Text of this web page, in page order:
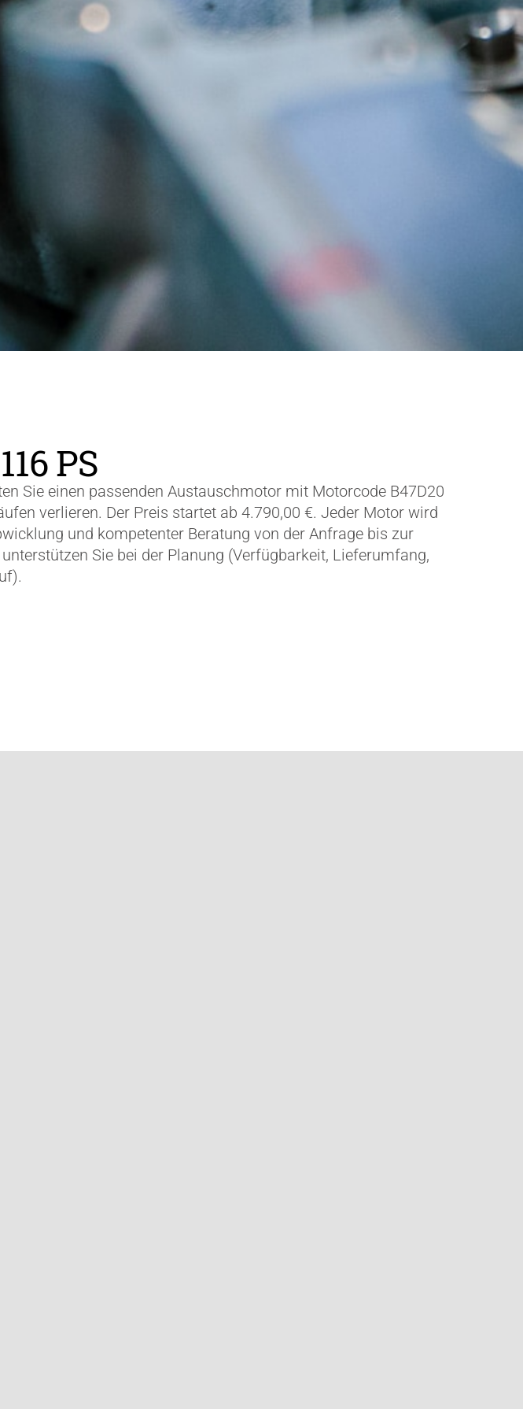
PS
Sie einen passenden Austauschmotor mit Motorcode B47D20
verlieren. Der Preis startet ab 4.790,00 €. Jeder Motor wird
und kompetenter Beratung von der Anfrage bis zur
Sie bei der Planung (Verfügbarkeit, Lieferumfang,